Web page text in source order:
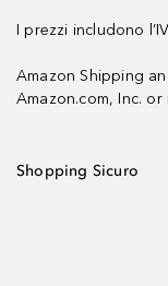
I prezzi includono
Amazon Shipping
Amazon.com, Inc. or
Shopping Sicuro